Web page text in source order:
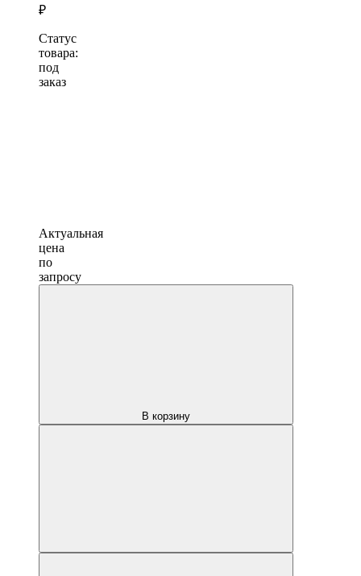
₽
Статус
товара:
под
заказ
Актуальная
цена
по
запросу
В корзину